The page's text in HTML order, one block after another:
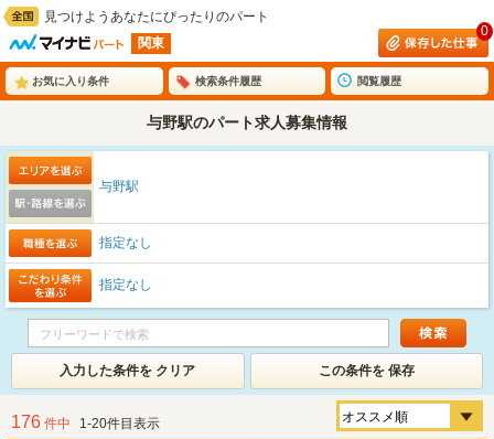
見つけようあなたにぴったりのパート
関東
0
お気に入り条件 検索条件履歴 閲覧履歴
与野駅のパート求人募集情報
与野駅
指定なし
指定なし
入力した条件を クリア この条件を 保存
176 件中 1-20件目表示